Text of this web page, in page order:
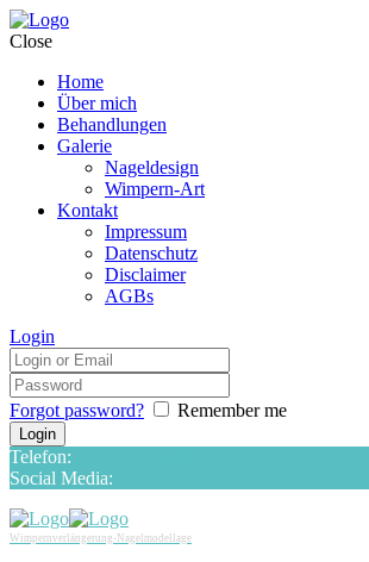
Close
Home
Über mich
Behandlungen
Galerie
Nageldesign
Wimpern-Art
Kontakt
Impressum
Datenschutz
Disclaimer
AGBs
Login
Forgot password? Remember me
Telefon:
Social Media:
Wimpernverlängerung-Nagelmodellage